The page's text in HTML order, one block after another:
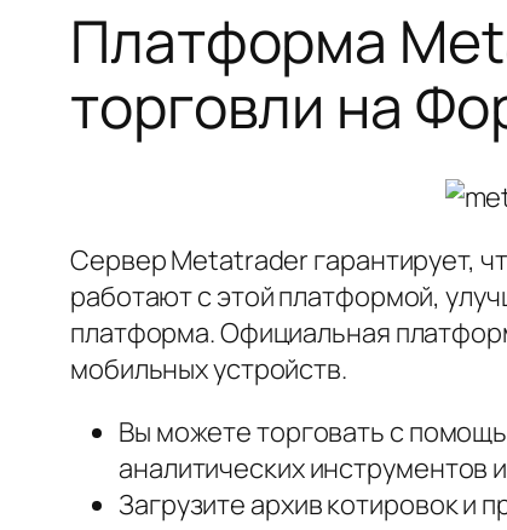
Платформа
торговли на
Сервер Metatrader гарантирует,
работают с этой платформой,
платформа. Официальная
мобильных устройств.
Вы можете торговать с
аналитических инструментов
Загрузите архив котировок и